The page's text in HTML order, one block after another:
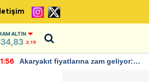
İletişim
ALTIN
2,19
Akaryakıt fiyatlarına zam geliyor: